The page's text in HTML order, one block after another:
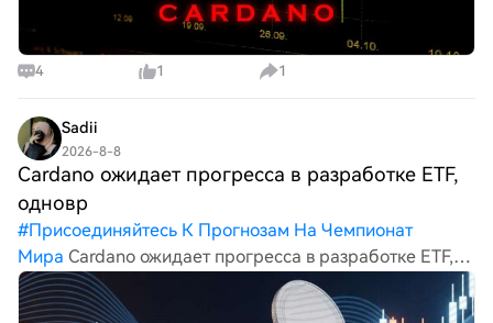
4 1 1
Sadii
2026-8-8
Cardano ожидает прогресса в разработке ETF,
одновр
#Присоединяйтесь К Прогнозам На Чемпионат
Мира Cardano ожидает прогресса в разработке ETF,
одновременно продвигая масштабируемость Leios.
Stacks расширяет возможности Bitcoin благодаря